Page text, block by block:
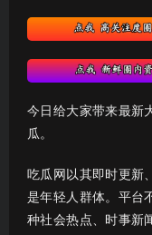
今日给大家带来最新
瓜。
吃瓜网以其即时更新
是年轻人群体。平台
种社会热点、时事新